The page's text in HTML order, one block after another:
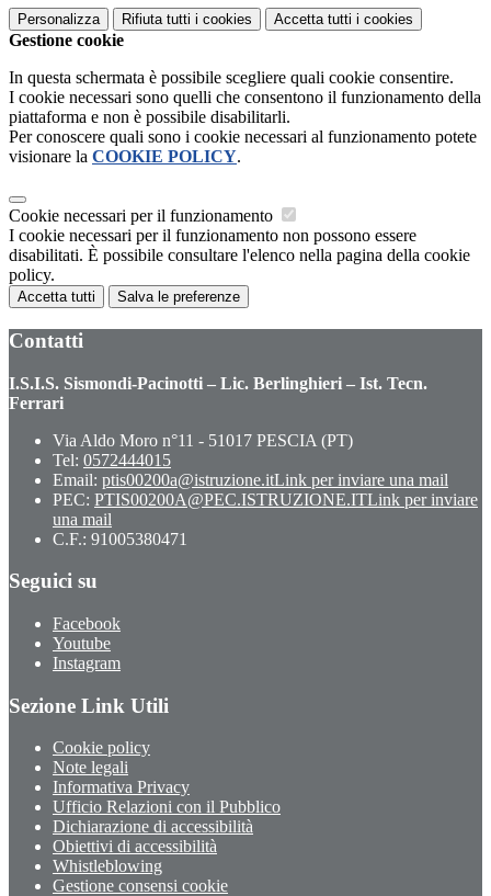
Personalizza Rifiuta tutti i cookies Accetta tutti i cookies
Gestione cookie
In questa schermata è possibile scegliere quali cookie consentire.
I cookie necessari sono quelli che consentono il funzionamento della
piattaforma e non è possibile disabilitarli.
Per conoscere quali sono i cookie necessari al funzionamento potete
visionare la COOKIE POLICY.
Cookie necessari per il funzionamento
I cookie necessari per il funzionamento non possono essere
disabilitati. È possibile consultare l'elenco nella pagina della cookie
policy.
Accetta tutti Salva le preferenze
Contatti
I.S.I.S. Sismondi-Pacinotti – Lic. Berlinghieri – Ist. Tecn.
Ferrari
Via Aldo Moro n°11 - 51017 PESCIA (PT)
Tel: 0572444015
Email: ptis00200a@istruzione.itLink per inviare una mail
PEC: PTIS00200A@PEC.ISTRUZIONE.ITLink per inviare
una mail
C.F.: 91005380471
Seguici su
Facebook
Youtube
Instagram
Sezione Link Utili
Cookie policy
Note legali
Informativa Privacy
Ufficio Relazioni con il Pubblico
Dichiarazione di accessibilità
Obiettivi di accessibilità
Whistleblowing
Gestione consensi cookie